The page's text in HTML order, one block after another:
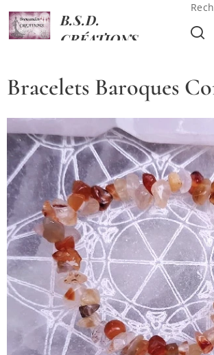
B.S.D.
CRÉATIONS
Bracelets Baroques
Bracelets Baroques